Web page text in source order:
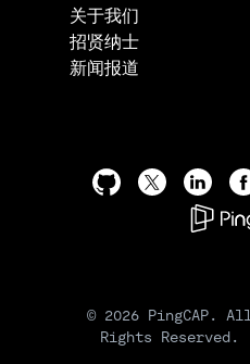
关于我们
招贤纳士
新闻报道
© 2026 PingCAP. All
Rights Reserved.